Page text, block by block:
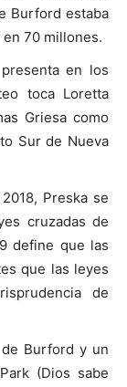
Burford estaba
en 70 millones.
en los
toca Loretta
Griesa como
Sur de Nueva
Preska se
cruzadas de
define que las
que las leyes
de
Burford y un
(Dios sabe